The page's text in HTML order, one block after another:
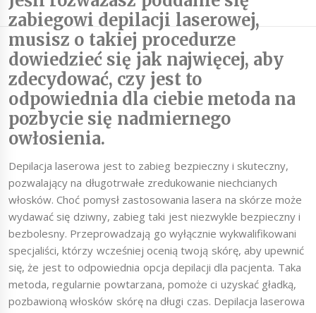
zabiegowi depilacji laserowej,
musisz o takiej procedurze
dowiedzieć się jak najwięcej, aby
zdecydować, czy jest to
odpowiednia dla ciebie metoda na
pozbycie się nadmiernego
owłosienia.
Depilacja laserowa jest to zabieg bezpieczny i skuteczny,
pozwalający na długotrwałe zredukowanie niechcianych
włosków. Choć pomysł zastosowania lasera na skórze może
wydawać się dziwny, zabieg taki jest niezwykle bezpieczny i
bezbolesny. Przeprowadzają go wyłącznie wykwalifikowani
specjaliści, którzy wcześniej ocenią twoją skórę, aby upewnić
się, że jest to odpowiednia opcja depilacji dla pacjenta. Taka
metoda, regularnie powtarzana, pomoże ci uzyskać gładką,
pozbawioną włosków skórę na długi czas. Depilacja laserowa